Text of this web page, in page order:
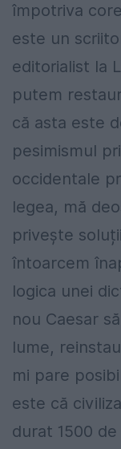
împotriva
este un
editorialist la
putem
că asta este
pesimismul
occidentale
legea, mă
privește
întoarcem
logica unei
nou Caesar
lume,
mi pare
este că
durat 1500